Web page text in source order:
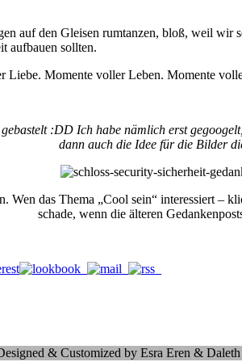
auf den Gleisen rumtanzen, bloß, weil
aufbauen sollten.
Liebe. Momente voller Leben. Momente
:DD Ich habe nämlich erst
dann auch die Idee für die Bilder
Wen das Thema „Cool sein“ interessiert –
schade, wenn die älteren
& Customized by Esra Eren & Daleth